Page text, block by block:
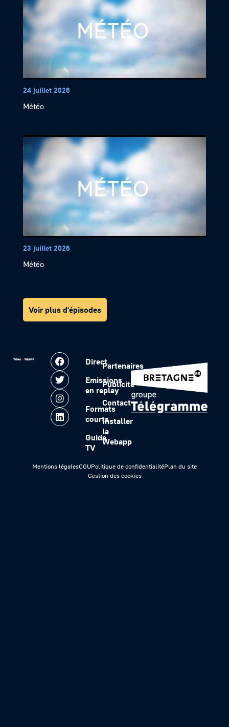
24 juillet 2026
Météo
23 juillet 2026
Météo
Voir plus d'épisodes
Direct
Emissions
en replay
Formats
courts
Guide
TV
Partenaires
Publicité
Contact
Installer
la
Webapp
Mentions légalesCGUPolitique de confidentialitéPlan du site
Gestion des cookies